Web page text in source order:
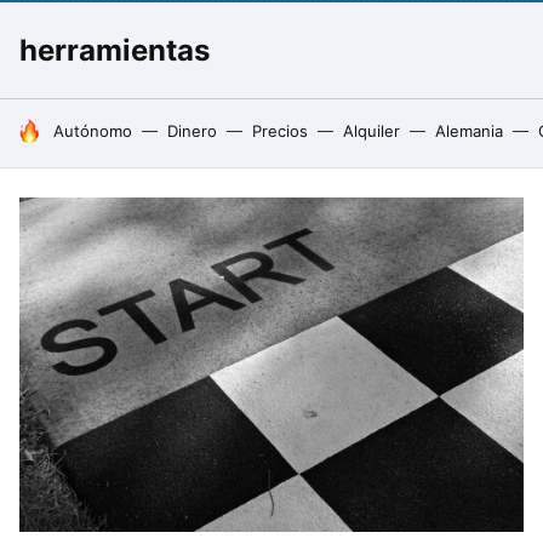
herramientas
HOY SE HABLA DE
Autónomo Dinero Precios Alquiler Alemania